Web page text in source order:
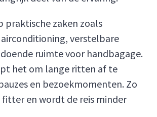
praktische zaken zoals
verstelbare
ruimte voor handbagage.
het om lange ritten af te
en bezoekmomenten. Zo
en wordt de reis minder